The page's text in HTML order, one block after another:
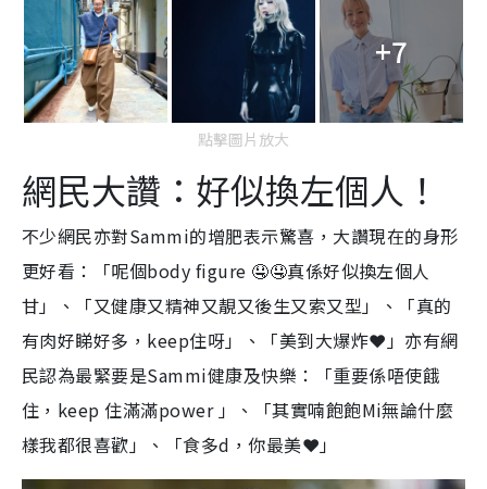
+7
點擊圖片放大
網民大讚：好似換左個人！
不少網民亦對Sammi的增肥表示驚喜，大讚現在的身形
更好看：「呢個body figure 🤤🤤真係好似換左個人
甘」、「又健康又精神又靚又後生又索又型」、「真的
有肉好睇好多，keep住呀」、「美到大爆炸❤️」亦有網
民認為最緊要是Sammi健康及快樂：「重要係唔使餓
住，keep 住滿滿power 」、「其實喃飽飽Mi無論什麼
樣我都很喜歡」、「食多d，你最美❤️」